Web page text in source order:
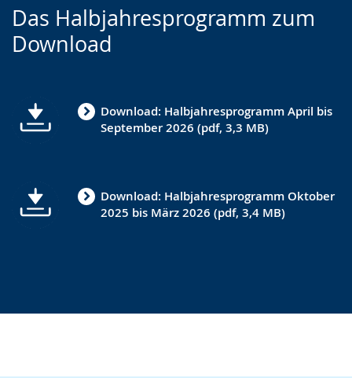
Das Halbjahresprogramm zum
Download
Leichten
Sprache
Audio-
Unterstützung.
Video
in
wird
angezeigt.
Download: Halbjahresprogramm April bis
September 2026 (pdf, 3,3 MB)
Download: Halbjahresprogramm Oktober
2025 bis März 2026 (pdf, 3,4 MB)